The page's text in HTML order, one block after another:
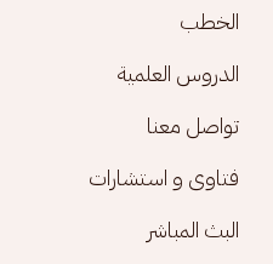
الخطب
الدروس العلمية
تواصل معنا
فتاوى و استشارات
البث المباشر